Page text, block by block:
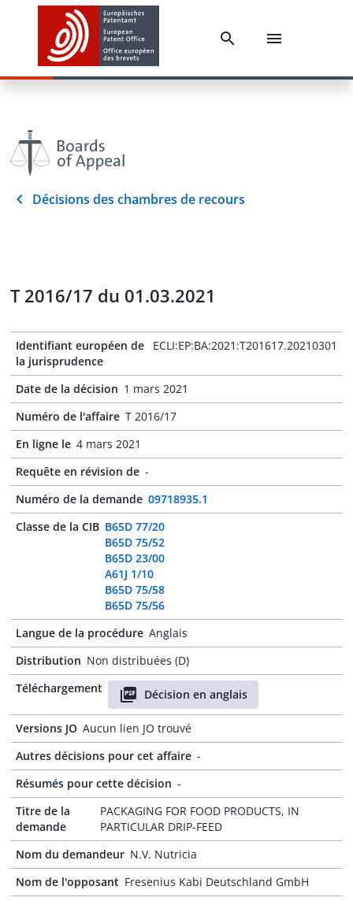
Décisions des chambres de recours
T 2016/17 du 01.03.2021
Identifiant européen de
la jurisprudence
ECLI:EP:BA:2021:T201617.20210301
Date de la décision 1 mars 2021
Numéro de l'affaire T 2016/17
En ligne le 4 mars 2021
Requête en révision de -
Numéro de la demande 09718935.1
Classe de la CIB B65D 77/20
B65D 75/52
B65D 23/00
A61J 1/10
B65D 75/58
B65D 75/56
Langue de la procédure Anglais
Distribution Non distribuées (D)
Téléchargement
Décision en anglais
Versions JO Aucun lien JO trouvé
Autres décisions pour cet affaire -
Résumés pour cette décision -
Titre de la
demande
PACKAGING FOR FOOD PRODUCTS, IN
PARTICULAR DRIP-FEED
Nom du demandeur N.V. Nutricia
Nom de l'opposant Fresenius Kabi Deutschland GmbH